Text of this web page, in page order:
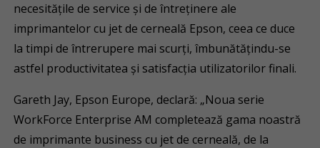
necesitățile de service și de întreținere ale
imprimantelor cu jet de cerneală Epson, ceea ce duce
la timpi de întrerupere mai scurți, îmbunătățindu-se
astfel productivitatea și satisfacția utilizatorilor finali.
Gareth Jay, Epson Europe, declară: „Noua serie
WorkForce Enterprise AM completează gama noastră
de imprimante business cu jet de cerneală, de la